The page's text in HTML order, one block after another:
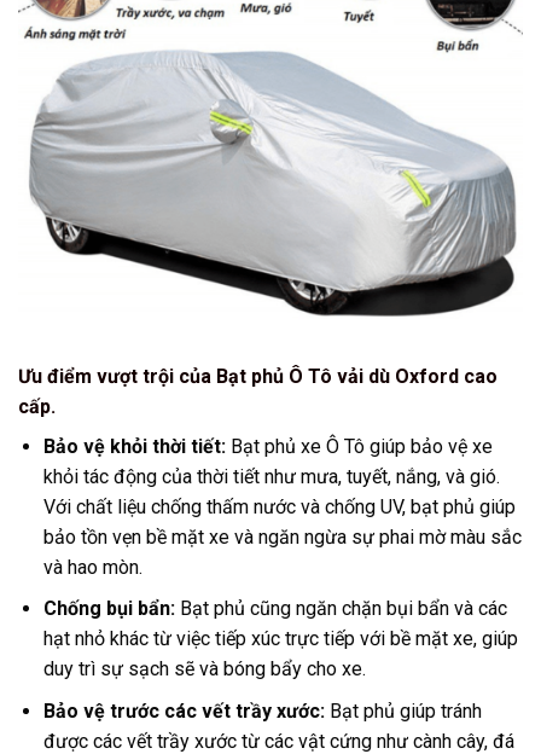
Ưu điểm vượt trội của Bạt phủ Ô Tô vải dù Oxford cao
cấp.
Bảo vệ khỏi thời tiết:Bạt phủ xe Ô Tô giúp bảo vệ xe
khỏi tác động của thời tiết như mưa, tuyết, nắng, và gió.
Với chất liệu chống thấm nước và chống UV, bạt phủ giúp
bảo tồn vẹn bề mặt xe và ngăn ngừa sự phai mờ màu sắc
và hao mòn.
Chống bụi bẩn:Bạt phủ cũng ngăn chặn bụi bẩn và các
hạt nhỏ khác từ việc tiếp xúc trực tiếp với bề mặt xe, giúp
duy trì sự sạch sẽ và bóng bẩy cho xe.
Bảo vệ trước các vết trầy xước:Bạt phủ giúp tránh
được các vết trầy xước từ các vật cứng như cành cây, đá